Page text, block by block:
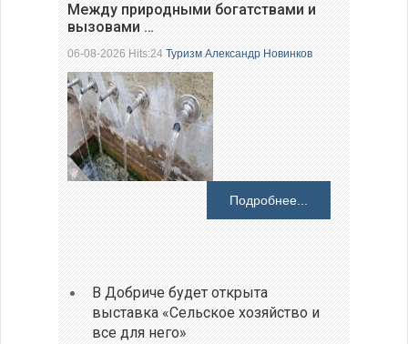
Между природными богатствами и
вызовами …
06-08-2026 Hits:24Туризм Александр Новинков
Подробнее...
В Добриче будет открыта
выставка «Сельское хозяйство и
все для него»